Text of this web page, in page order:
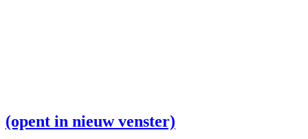
(opent in nieuw venster)